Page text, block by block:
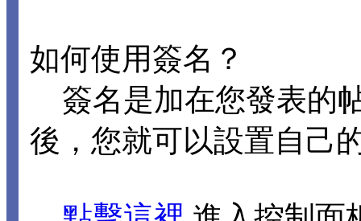
如何使用簽名？
簽名是加在您發表的
後，您就可以設置自己